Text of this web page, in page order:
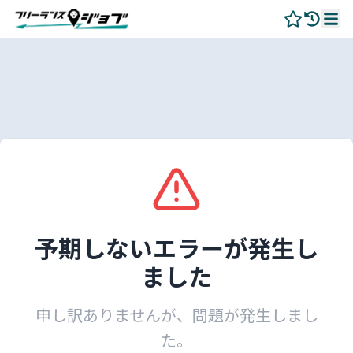
予期しないエラーが発生し
ました
申し訳ありませんが、問題が発生しまし
た。